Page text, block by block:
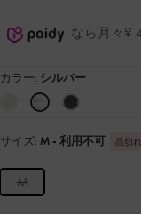
なら月々¥
カラー: シルバー
サイズ: M - 利用不可 品切れ
M